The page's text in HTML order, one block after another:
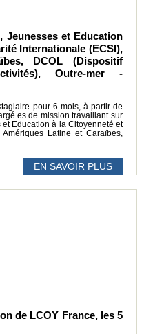
Jeunesses et Education
Internationale (ECSI),
DCOL (Dispositif
Outre-mer -
pour 6 mois, à partir de
de mission travaillant sur
et Education à la Citoyenneté et
Latine et Caraïbes,
EN SAVOIR PLUS
de LCOY France, les 5